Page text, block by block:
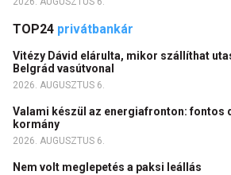
TOP24 privátbankár
Vitézy Dávid elárulta, mikor szállíthat
Belgrád vasútvonal
2026. AUGUSZTUS 6.
Valami készül az energiafronton: fontos
kormány
2026. AUGUSZTUS 6.
Nem volt meglepetés a paksi leállás